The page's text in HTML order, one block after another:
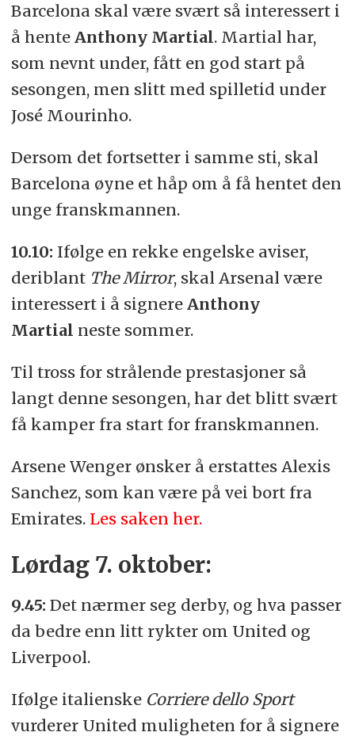
Barcelona skal være svært så interessert i
å hente Anthony Martial. Martial har,
som nevnt under, fått en god start på
sesongen, men slitt med spilletid under
José Mourinho.
Dersom det fortsetter i samme sti, skal
Barcelona øyne et håp om å få hentet den
unge franskmannen.
10.10: Ifølge en rekke engelske aviser,
deriblant The Mirror, skal Arsenal være
interessert i å signere Anthony
Martial neste sommer.
Til tross for strålende prestasjoner så
langt denne sesongen, har det blitt svært
få kamper fra start for franskmannen.
Arsene Wenger ønsker å erstattes Alexis
Sanchez, som kan være på vei bort fra
Emirates. Les saken her.
Lørdag 7. oktober:
9.45: Det nærmer seg derby, og hva passer
da bedre enn litt rykter om United og
Liverpool.
Ifølge italienske Corriere dello Sport
vurderer United muligheten for å signere